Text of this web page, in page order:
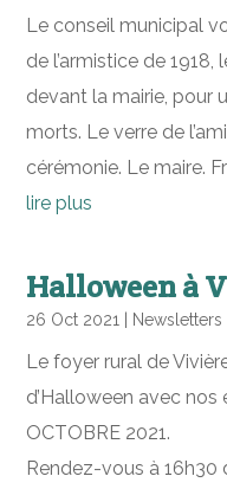
Le conseil municipal
de l’armistice de 1918,
devant la mairie, pour
morts. Le verre de
cérémonie. Le maire.
lire plus
Halloween à
26 Oct 2021 Newsletters
Le foyer rural de
d’Halloween avec nos
OCTOBRE 2021.
Rendez-vous à 16h30